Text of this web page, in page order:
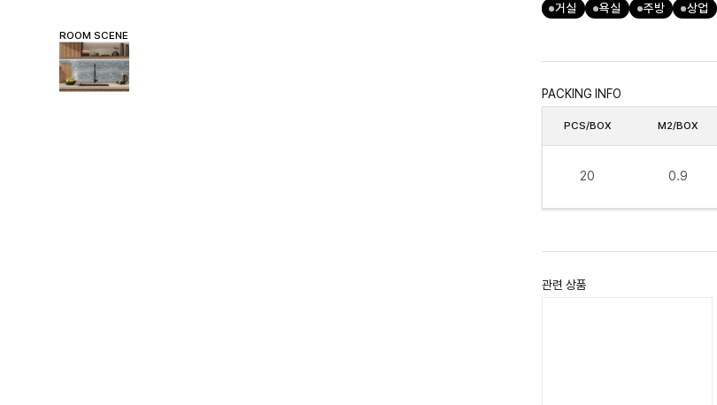
ROOM SCENE
거실
욕실 주방 상업
PACKING INFO
PCS/BOX
20
M2/BOX
0.9
관련 상품